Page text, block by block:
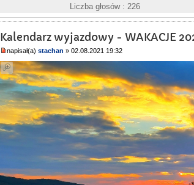
Liczba głosów : 226
Kalendarz wyjazdowy - WAKACJE
napisał(a)stachan » 02.08.2021 19:32